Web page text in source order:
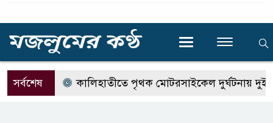
সর্বশেষ কালিহাতীতে পৃথক মোটরসাইকেল দুর্ঘটনায় দুই